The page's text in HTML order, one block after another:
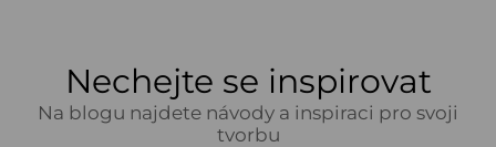
Nechejte se inspirovat
Na blogu najdete návody a inspiraci pro svoji
tvorbu